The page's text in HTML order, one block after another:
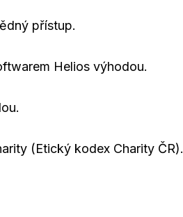
přístup.
Helios výhodou.
(Etický kodex Charity ČR).